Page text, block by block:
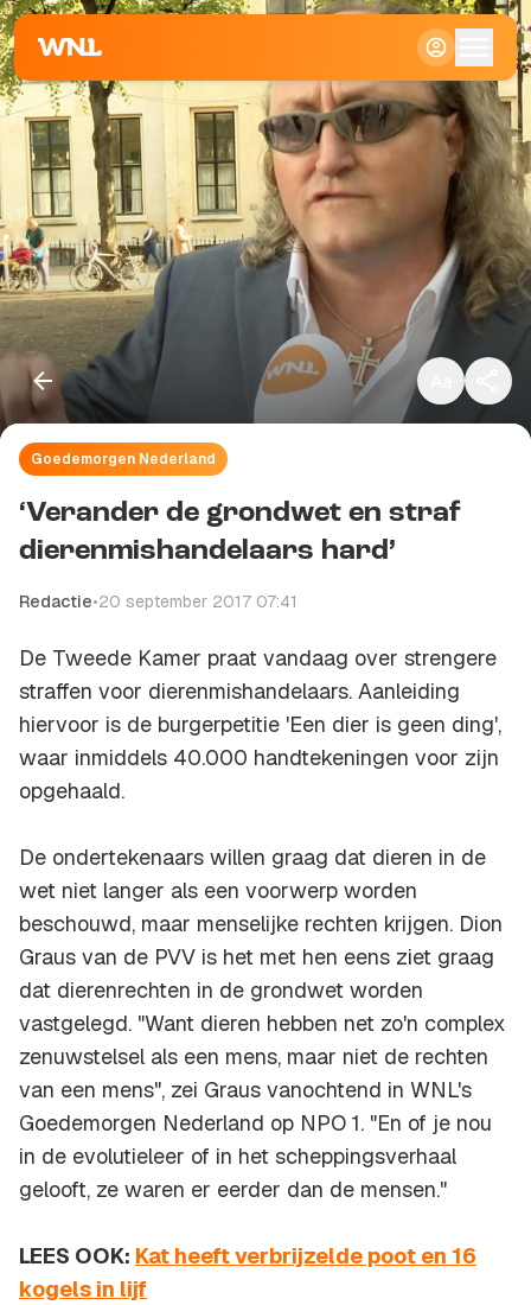
Standaard
Groot
Goedemorgen Nederland
‘Verander de grondwet en straf
dierenmishandelaars hard’
Redactie•20 september 2017 07:41
De Tweede Kamer praat vandaag over strengere
straffen voor dierenmishandelaars. Aanleiding
hiervoor is de burgerpetitie 'Een dier is geen ding',
waar inmiddels 40.000 handtekeningen voor zijn
opgehaald.
De ondertekenaars willen graag dat dieren in de
wet niet langer als een voorwerp worden
beschouwd, maar menselijke rechten krijgen. Dion
Graus van de PVV is het met hen eens ziet graag
dat dierenrechten in de grondwet worden
vastgelegd. "Want dieren hebben net zo'n complex
zenuwstelsel als een mens, maar niet de rechten
van een mens", zei Graus vanochtend in WNL's
Goedemorgen Nederland op NPO 1. "En of je nou
in de evolutieleer of in het scheppingsverhaal
gelooft, ze waren er eerder dan de mensen."
LEES OOK: Kat heeft verbrijzelde poot en 16
kogels in lijf